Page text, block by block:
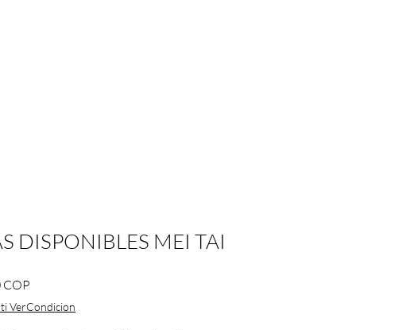
DISPONIBLES MEI TAI
COP
VerCondicion